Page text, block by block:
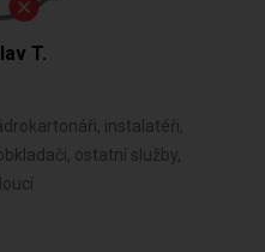
T.
instalatéři,
ostatní služby,